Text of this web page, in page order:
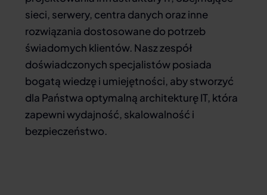
sieci, serwery, centra danych oraz inne
rozwiązania dostosowane do potrzeb
świadomych klientów. Nasz zespół
doświadczonych specjalistów posiada
bogatą wiedzę i umiejętności, aby stworzyć
dla Państwa optymalną architekturę IT, która
zapewni wydajność, skalowalność i
bezpieczeństwo.